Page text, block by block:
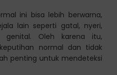
ini bisa lebih berwarna,
lain seperti gatal, nyeri,
Oleh karena itu,
normal dan tidak
penting untuk mendeteksi